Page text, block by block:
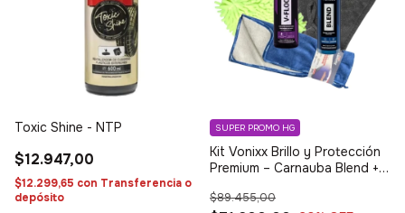
Toxic Shine - NTP
$12.947,00
$12.299,65 con Transferencia o
depósito
Kit Vonixx Brillo y Protección
Premium – Carnauba Blend +
$89.455,00
SUPER PROMO HG